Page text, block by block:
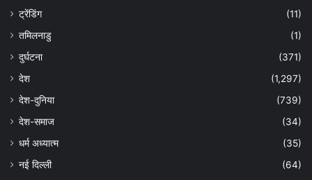
ट्रेंडिंग
(11)
तमिलनाडु
(1)
दुर्घटना
(371)
देश
(1,297)
देश-दुनिया
(739)
देश-समाज
(34)
धर्म अध्यात्म
(35)
नई दिल्ली
(64)